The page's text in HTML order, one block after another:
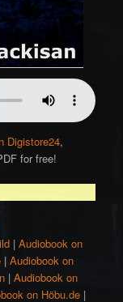
Digistore24,
for free!
| Audiobook on
| Audiobook on
| Audiobook on
on Höbu.de|